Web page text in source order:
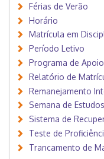
Férias de Verão
Horário
Matrícula em
Período Letivo
Programa de
Relatório de
Remanejamento
Semana de Estudos
Sistema de
Teste de
Trancamento de